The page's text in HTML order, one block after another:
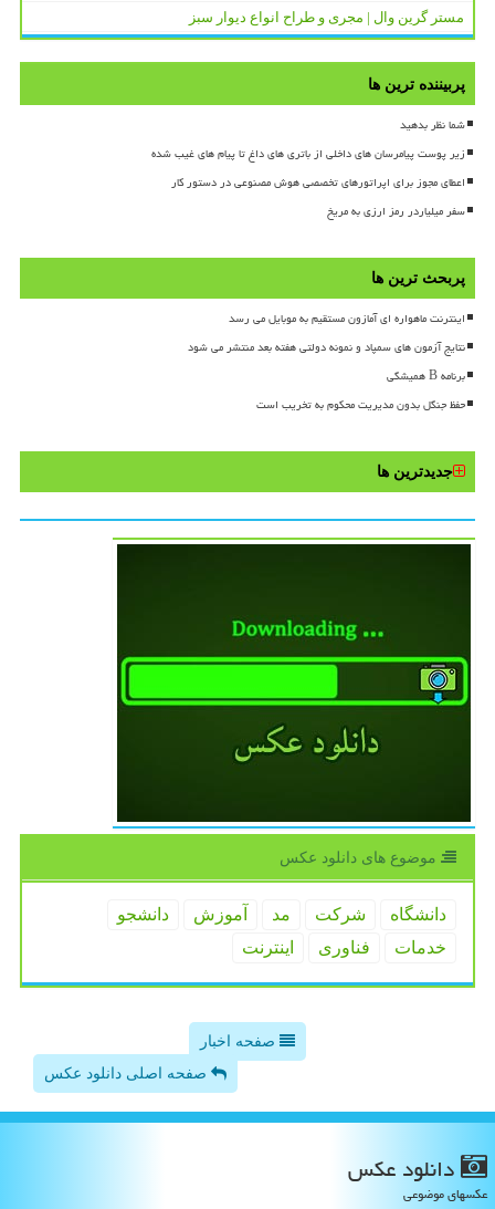
مستر گرین وال | مجری و طراح انواع دیوار سبز
پربیننده ترین ها
شما نظر بدهید
زیر پوست پیامرسان های داخلی از باتری های داغ تا پیام های غیب شده
اعطای مجوز برای اپراتورهای تخصصی هوش مصنوعی در دستور کار
سفر میلیاردر رمز ارزی به مریخ
پربحث ترین ها
اینترنت ماهواره ای آمازون مستقیم به موبایل می رسد
نتایج آزمون های سمپاد و نمونه دولتی هفته بعد منتشر می شود
برنامه B همیشگی
حفظ جنگل بدون مدیریت محکوم به تخریب است
جدیدترین ها
موضوع های دانلود عكس
دانشگاه شركت مد آموزش
دانشجو
خدمات
فناوری اینترنت
صفحه اخبار
صفحه اصلی دانلود عکس
دانلود عكس
عکسهای موضوعی